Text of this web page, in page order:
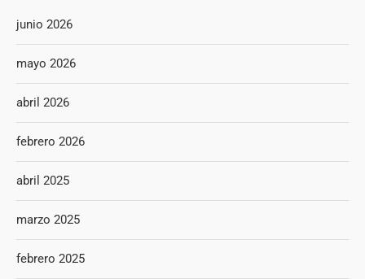
junio 2026
mayo 2026
abril 2026
febrero 2026
abril 2025
marzo 2025
febrero 2025